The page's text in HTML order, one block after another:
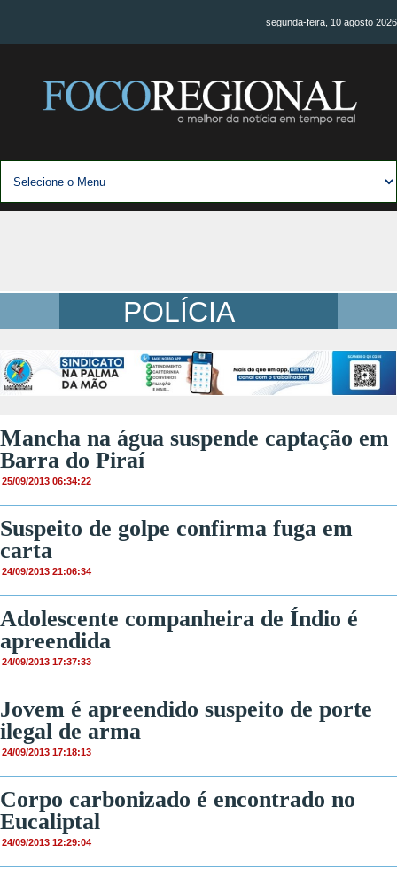
segunda-feira, 10 agosto 2026
POLÍCIA
Mancha na água suspende captação em
Barra do Piraí
25/09/2013 06:34:22
Suspeito de golpe confirma fuga em
carta
24/09/2013 21:06:34
Adolescente companheira de Índio é
apreendida
24/09/2013 17:37:33
Jovem é apreendido suspeito de porte
ilegal de arma
24/09/2013 17:18:13
Corpo carbonizado é encontrado no
Eucaliptal
24/09/2013 12:29:04